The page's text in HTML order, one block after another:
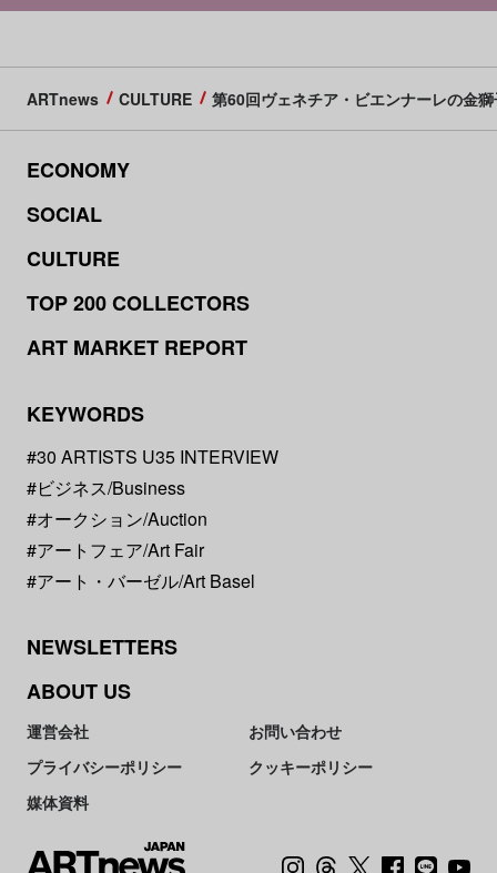
ARTnews CULTURE 第60回ヴェネチア・ビエンナーレの金
ECONOMY
SOCIAL
CULTURE
TOP 200 COLLECTORS
ART MARKET REPORT
KEYWORDS
#30 ARTISTS U35 INTERVIEW
#ビジネス/Business
#オークション/Auction
#アートフェア/Art Fair
#アート・バーゼル/Art Basel
NEWSLETTERS
ABOUT US
運営会社
お問い合わせ
プライバシーポリシー
クッキーポリシー
媒体資料